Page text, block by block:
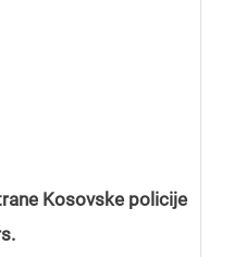
Kosovske policije